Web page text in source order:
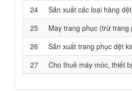
24
Sản xuất các loại hàng
25
May trang phục (trừ trang
26
Sản xuất trang phục dệt
27
Cho thuê máy móc, thiết